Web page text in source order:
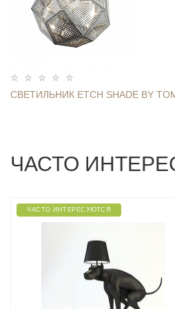
СВЕТИЛЬНИК ETCH SHADE BY
ЧАСТО
ЧАСТО ИНТЕРЕСУЮТСЯ